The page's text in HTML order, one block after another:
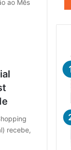
ao Mês
recebe,